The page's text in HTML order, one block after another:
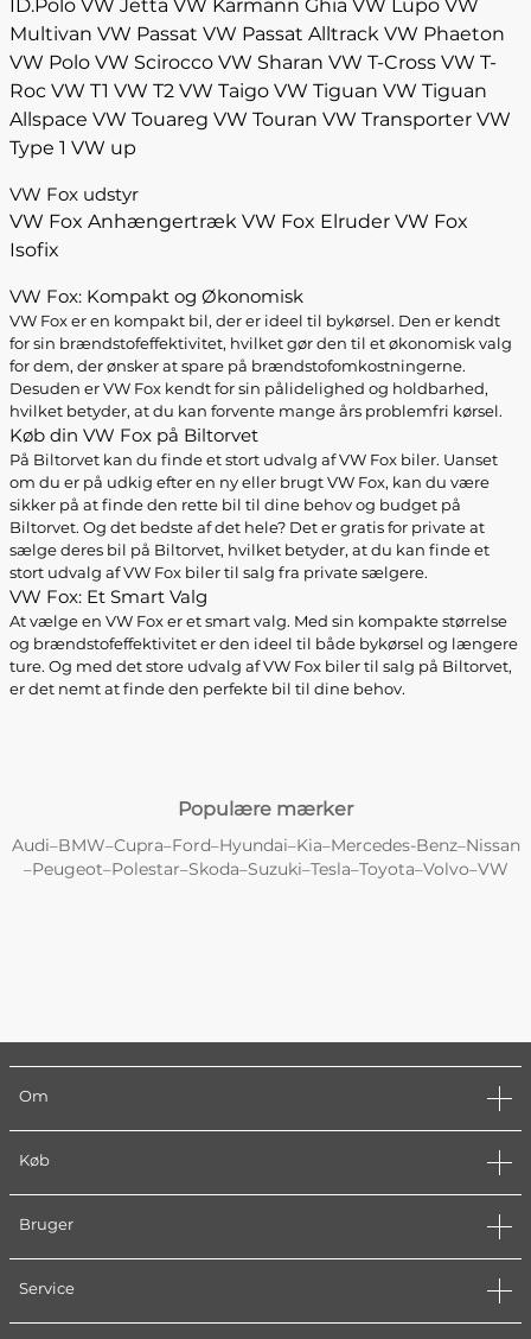
ID.Polo VW Jetta VW Karmann Ghia VW Lupo VW
Multivan VW Passat VW Passat Alltrack VW Phaeton
VW Polo VW Scirocco VW Sharan VW T-Cross VW T-
Roc VW T1 VW T2 VW Taigo VW Tiguan VW Tiguan
Allspace VW Touareg VW Touran VW Transporter VW
Type 1 VW up
VW Fox udstyr
VW Fox Anhængertræk VW Fox Elruder VW Fox
Isofix
VW Fox: Kompakt og Økonomisk
VW Fox er en kompakt bil, der er ideel til bykørsel. Den er kendt
for sin brændstofeffektivitet, hvilket gør den til et økonomisk valg
for dem, der ønsker at spare på brændstofomkostningerne.
Desuden er VW Fox kendt for sin pålidelighed og holdbarhed,
hvilket betyder, at du kan forvente mange års problemfri kørsel.
Køb din VW Fox på Biltorvet
På Biltorvet kan du finde et stort udvalg af VW Fox biler. Uanset
om du er på udkig efter en ny eller brugt VW Fox, kan du være
sikker på at finde den rette bil til dine behov og budget på
Biltorvet. Og det bedste af det hele? Det er gratis for private at
sælge deres bil på Biltorvet, hvilket betyder, at du kan finde et
stort udvalg af VW Fox biler til salg fra private sælgere.
VW Fox: Et Smart Valg
At vælge en VW Fox er et smart valg. Med sin kompakte størrelse
og brændstofeffektivitet er den ideel til både bykørsel og længere
ture. Og med det store udvalg af VW Fox biler til salg på Biltorvet,
er det nemt at finde den perfekte bil til dine behov.
Populære mærker
Audi–BMW–Cupra–Ford–Hyundai–Kia–Mercedes-Benz–Nissan
–Peugeot–Polestar–Skoda–Suzuki–Tesla–Toyota–Volvo–VW
Om
Køb
Bruger
Service